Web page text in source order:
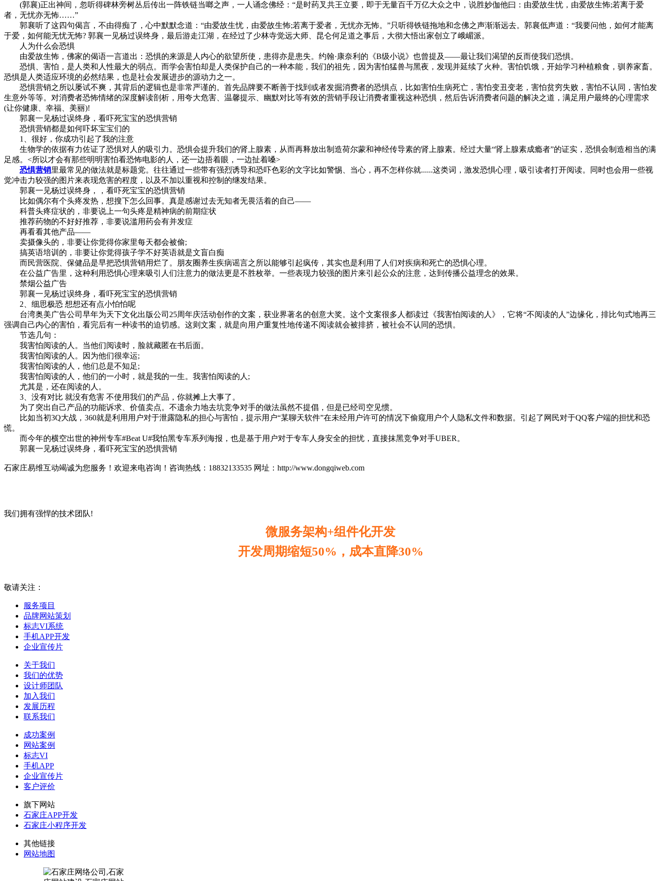
(郭襄)正出神间，忽听得碑林旁树丛后传出一阵铁链当啷之声，一人诵念佛经：“是时药叉共王立要，即于无量百千万亿大众之中，说胜妙伽他曰：由爱故生忧，由爱故生怖;若离于爱
者，无忧亦无怖……”
郭襄听了这四句偈言，不由得痴了，心中默默念道：“由爱故生忧，由爱故生怖;若离于爱者，无忧亦无怖。”只听得铁链拖地和念佛之声渐渐远去。郭襄低声道：“我要问他，如何才能离
于爱，如何能无忧无怖? 郭襄一见杨过误终身，最后游走江湖，在经过了少林寺觉远大师、昆仑何足道之事后，大彻大悟出家创立了峨嵋派。
人为什么会恐惧
由爱故生怖，佛家的偈语一言道出：恐惧的来源是人内心的欲望所使，患得亦是患失。约翰·康奈利的《B级小说》也曾提及——最让我们渴望的反而使我们恐惧。
恐惧、害怕，是人类和人性最大的弱点。而学会害怕却是人类保护自己的一种本能，我们的祖先，因为害怕猛兽与黑夜，发现并延续了火种。害怕饥饿，开始学习种植粮食，驯养家畜。
恐惧是人类适应环境的必然结果，也是社会发展进步的源动力之一。
恐惧营销之所以屡试不爽，其背后的逻辑也是非常严谨的。首先品牌要不断善于找到或者发掘消费者的恐惧点，比如害怕生病死亡，害怕变丑变老，害怕贫穷失败，害怕不认同，害怕发
生意外等等。对消费者恐怖情绪的深度解读剖析，用夸大危害、温馨提示、幽默对比等有效的营销手段让消费者重视这种恐惧，然后告诉消费者问题的解决之道，满足用户最终的心理需求
(让你健康、幸福、美丽)!
郭襄一见杨过误终身，看吓死宝宝的恐惧营销
恐惧营销都是如何吓坏宝宝们的
1、很好，你成功引起了我的注意
生物学的依据有力佐证了恐惧对人的吸引力。恐惧会提升我们的肾上腺素，从而再释放出制造荷尔蒙和神经传导素的肾上腺素。经过大量“肾上腺素成瘾者”的证实，恐惧会制造相当的满
足感。<所以才会有那些明明害怕看恐怖电影的人，还一边捂着眼，一边扯着嗓>
恐惧营销里最常见的做法就是标题党。往往通过一些带有强烈诱导和恐吓色彩的文字比如警惕、当心，再不怎样你就......这类词，激发恐惧心理，吸引读者打开阅读。同时也会用一些视
觉冲击力较强的图片来表现危害的程度，以及不加以重视和控制的继发结果。
郭襄一见杨过误终身，，看吓死宝宝的恐惧营销
比如偶尔有个头疼发热，想搜下怎么回事。真是感谢过去无知者无畏活着的自己——
科普头疼症状的，非要说上一句头疼是精神病的前期症状
推荐药物的不好好推荐，非要说滥用药会有并发症
再看看其他产品——
卖摄像头的，非要让你觉得你家里每天都会被偷;
搞英语培训的，非要让你觉得孩子学不好英语就是文盲白痴
而民营医院、保健品是早把恐惧营销用烂了。朋友圈养生疾病谣言之所以能够引起疯传，其实也是利用了人们对疾病和死亡的恐惧心理。
在公益广告里，这种利用恐惧心理来吸引人们注意力的做法更是不胜枚举。一些表现力较强的图片来引起公众的注意，达到传播公益理念的效果。
禁烟公益广告
郭襄一见杨过误终身，看吓死宝宝的恐惧营销
2、细思极恐 想想还有点小怕怕呢
台湾奥美广告公司早年为天下文化出版公司25周年庆活动创作的文案，获业界著名的创意大奖。这个文案很多人都读过《我害怕阅读的人》，它将“不阅读的人”边缘化，排比句式地再三
强调自己内心的害怕，看完后有一种读书的迫切感。这则文案，就是向用户重复性地传递不阅读就会被排挤，被社会不认同的恐惧。
节选几句：
我害怕阅读的人。当他们阅读时，脸就藏匿在书后面。
我害怕阅读的人。因为他们很幸运;
我害怕阅读的人，他们总是不知足;
我害怕阅读的人，他们的一小时，就是我的一生。我害怕阅读的人;
尤其是，还在阅读的人。
3、没有对比 就没有危害 不使用我们的产品，你就摊上大事了。
为了突出自己产品的功能诉求、价值卖点。不遗余力地去坑竞争对手的做法虽然不提倡，但是已经司空见惯。
比如当初3Q大战，360就是利用用户对于泄露隐私的担心与害怕，提示用户“某聊天软件”在未经用户许可的情况下偷窥用户个人隐私文件和数据。引起了网民对于QQ客户端的担忧和恐
慌。
而今年的横空出世的神州专车#Beat U#我怕黑专车系列海报，也是基于用户对于专车人身安全的担忧，直接抹黑竞争对手UBER。
郭襄一见杨过误终身，看吓死宝宝的恐惧营销
石家庄易维互动竭诚为您服务！欢迎来电咨询！咨询热线：18832133535 网址：http://www.dongqiweb.com
我们拥有强悍的技术团队!
微服务架构+组件化开发
开发周期缩短50%，成本直降30%
敬请关注：
服务项目
品牌网站策划
标志VI系统
手机APP开发
企业宣传片
关于我们
我们的优势
设计师团队
加入我们
发展历程
联系我们
成功案例
网站案例
标志VI
手机APP
企业宣传片
客户评价
旗下网站
石家庄APP开发
石家庄小程序开发
其他链接
网站地图